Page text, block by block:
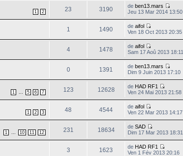
1 2 23 3190 de ben13.mars
Jeu 13 Mar 2014 13:50
1 1490 de aifol
Ven 18 Oct 2013 20:35
4 1478 de aifol
Sam 17 Aoû 2013 18:11
0 1391 de ben13.mars
Dim 9 Juin 2013 17:10
1 5 6 7 123 12628 de HAD RF1
Ven 24 Mai 2013 21:58
1 2 3 48 4544 de aifol
Ven 22 Mar 2013 14:17
1 10 11 12 231 18634 de SAD
Dim 17 Mar 2013 18:31
3 1623 de HAD RF1
Ven 1 Fév 2013 20:16